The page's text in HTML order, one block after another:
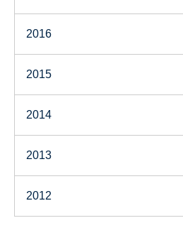
2016
2015
2014
2013
2012